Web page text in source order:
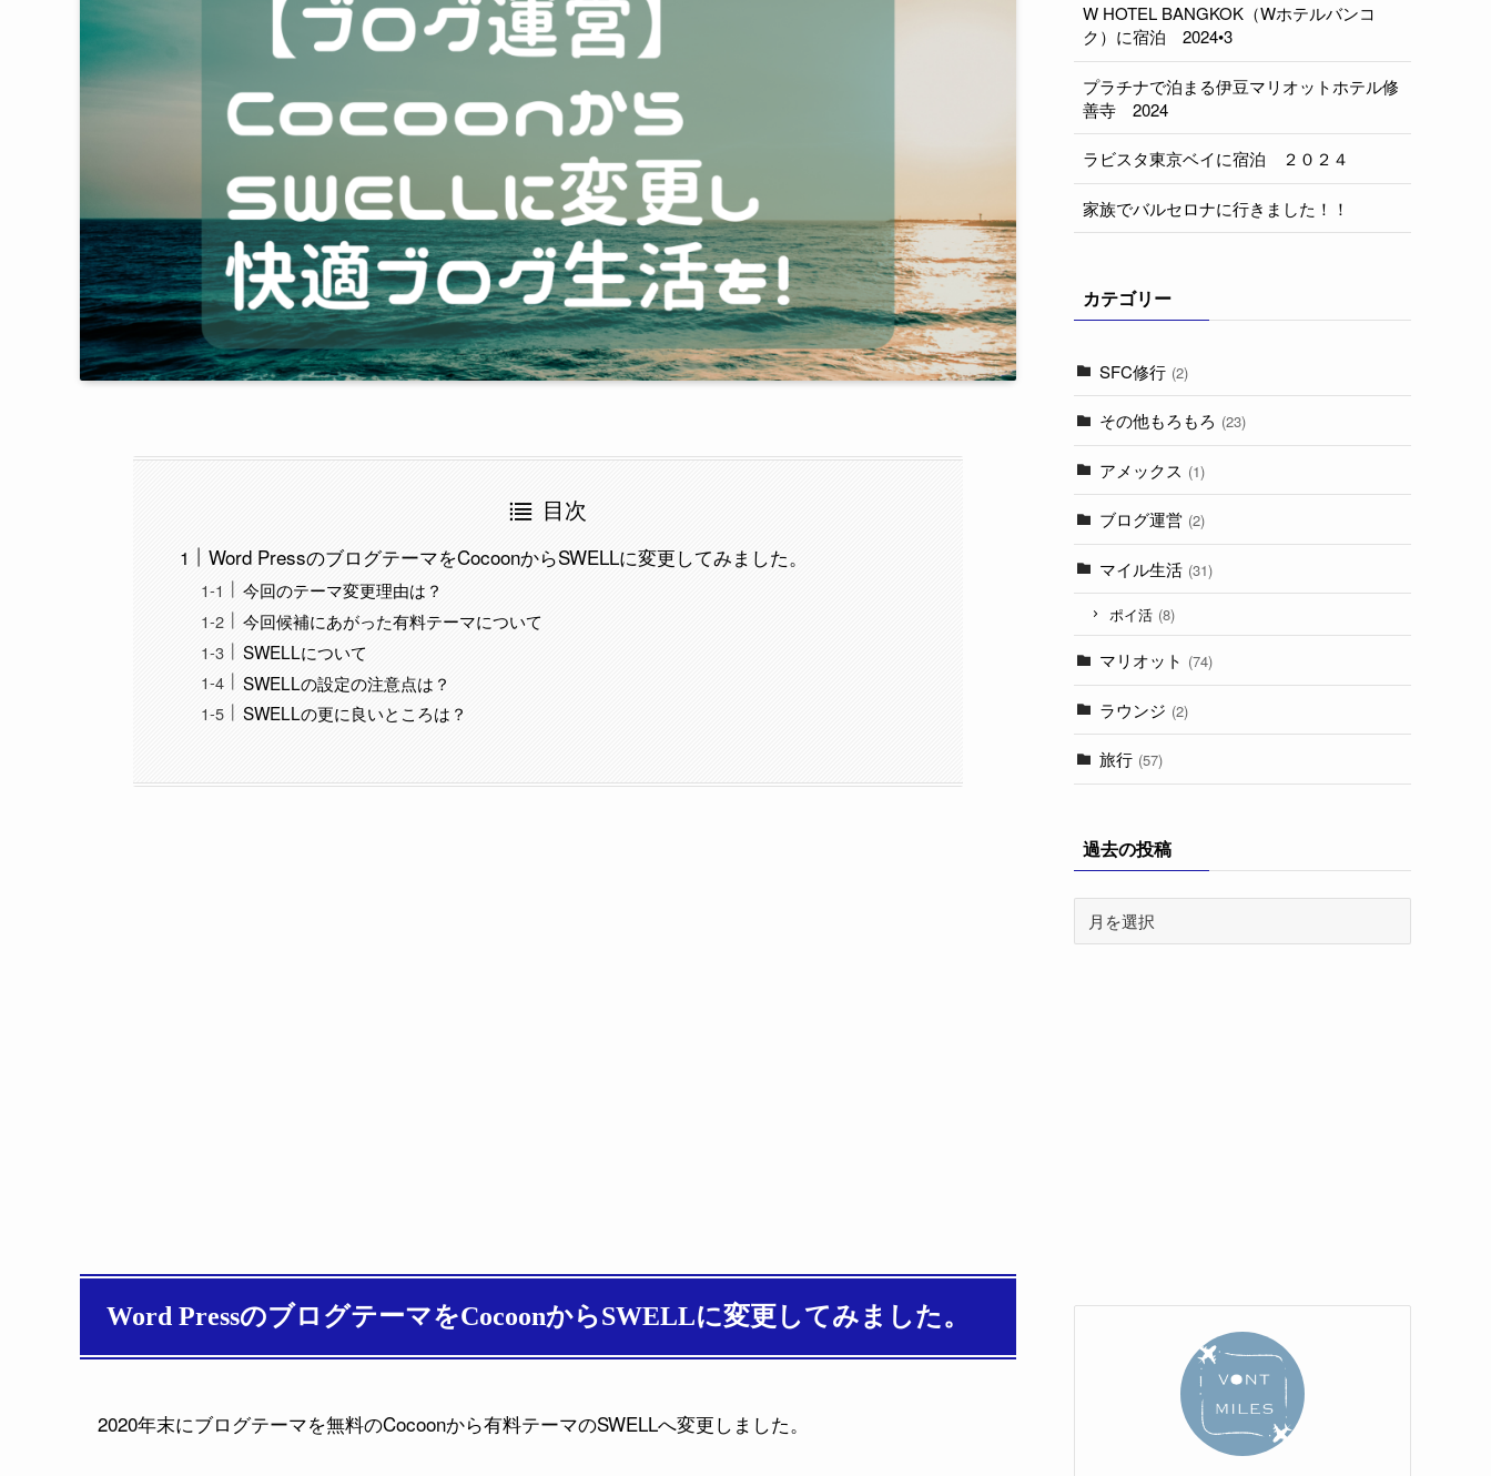
目次
Word PressのブログテーマをCocoonからSWELLに変更してみました。
今回のテーマ変更理由は？
今回候補にあがった有料テーマについて
SWELLについて
SWELLの設定の注意点は？
SWELLの更に良いところは？
Word PressのブログテーマをCocoonからSWELLに変更してみました。
2020年末にブログテーマを無料のCocoonから有料テーマのSWELLへ変更しました。
W HOTEL BANGKOK（Wホテルバンコ
ク）に宿泊 2024•3
プラチナで泊まる伊豆マリオットホテル修
善寺 2024
ラビスタ東京ベイに宿泊 ２０２４
家族でバルセロナに行きました！！
カテゴリー
SFC修行 (2)
その他もろもろ (23)
アメックス (1)
ブログ運営 (2)
マイル生活 (31)
ポイ活 (8)
マリオット (74)
ラウンジ (2)
旅行 (57)
過去の投稿